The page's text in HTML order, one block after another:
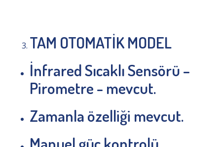
TAM OTOMATİK MODEL
İnfrared Sıcaklı Sensörü –
Pirometre - mevcut.
Zamanla özelliği mevcut.